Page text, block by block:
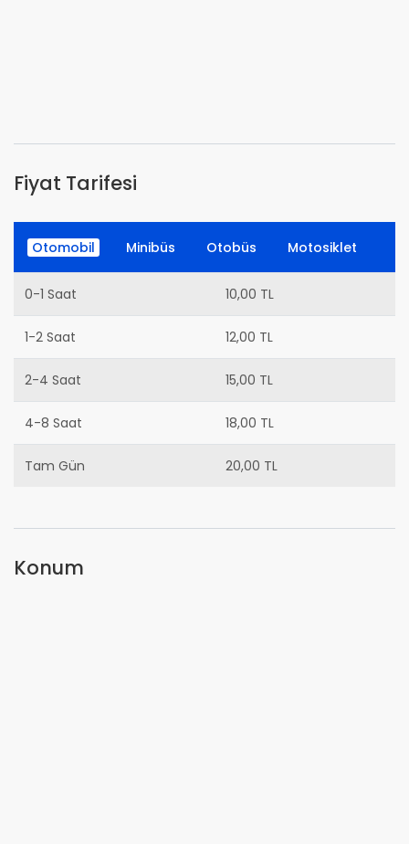
Fiyat Tarifesi
Otomobil Minibüs Otobüs Motosiklet
0-1 Saat 10,00 TL
1-2 Saat 12,00 TL
2-4 Saat 15,00 TL
4-8 Saat 18,00 TL
Tam Gün 20,00 TL
Konum